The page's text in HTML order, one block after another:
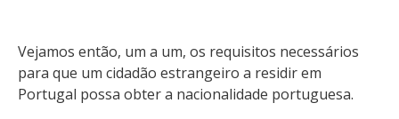
Vejamos então, um a um, os requisitos necessários
para que um cidadão estrangeiro a residir em
Portugal possa obter a nacionalidade portuguesa.